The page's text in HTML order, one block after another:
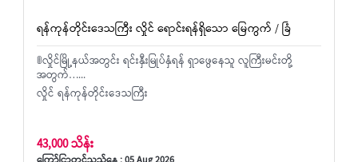
ရန်ကုန်တိုင်းဒေသကြီး လှိုင် ရောင်းရန်ရှိသော မြေကွက် / ခြံ
🚦လှိုင်မြို့နယ်အတွင်း ရင်းနှီးမြုပ်နှံရန် ရှာ​ဖွေ​နေသူ လူကြီးမင်းတို့
အတွက်…...
လှိုင် ရန်ကုန်တိုင်းဒေသကြီး
43,000 သိန်း